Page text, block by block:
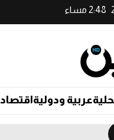
2:48 مساء
عربية ودوليةاقتصاد